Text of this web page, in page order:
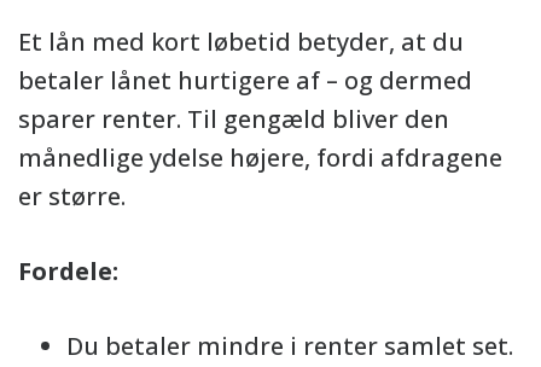
Et lån med kort løbetid betyder, at du
betaler lånet hurtigere af – og dermed
sparer renter. Til gengæld bliver den
månedlige ydelse højere, fordi afdragene
er større.
Fordele:
Du betaler mindre i renter samlet set.